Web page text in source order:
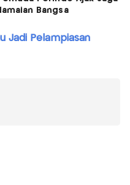
Bangsa
Jadi Pelampiasan